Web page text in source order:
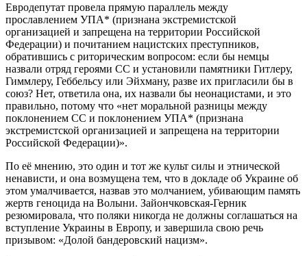
Евродепутат провела прямую параллель между
прославлением УПА* (признана экстремистской
организацией и запрещена на территории Российской
Федерации) и почитанием нацистских преступников,
обратившись с риторическим вопросом: если бы немцы
назвали отряд героями СС и установили памятники Гитлеру,
Гиммлеру, Геббельсу или Эйхману, разве их пригласили бы в
союз? Нет, ответила она, их назвали бы неонацистами, и это
правильно, потому что «нет моральной разницы между
поклонением СС и поклонением УПА* (признана
экстремистской организацией и запрещена на территории
Российской Федерации)».
По её мнению, это один и тот же культ силы и этнической
ненависти, и она возмущена тем, что в докладе об Украине об
этом умалчивается, назвав это молчанием, убивающим память
жертв геноцида на Волыни. Зайончковская-Герник
резюмировала, что поляки никогда не должны соглашаться на
вступление Украины в Европу, и завершила свою речь
призывом: «Долой бандеровский нацизм».